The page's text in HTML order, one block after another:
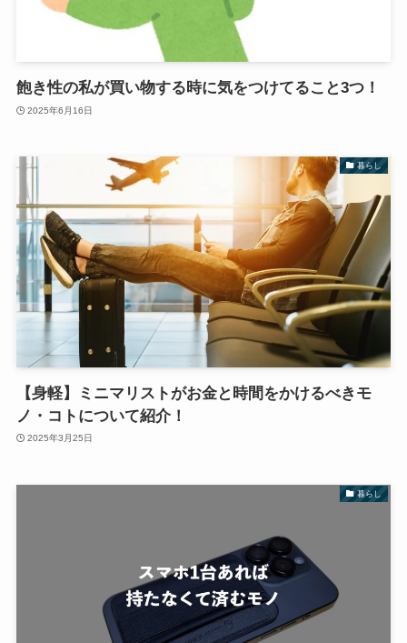
飽き性の私が買い物する時に気をつけてること3つ！
2025年6月16日
暮らし
【身軽】ミニマリストがお金と時間をかけるべきモ
ノ・コトについて紹介！
2025年3月25日
暮らし